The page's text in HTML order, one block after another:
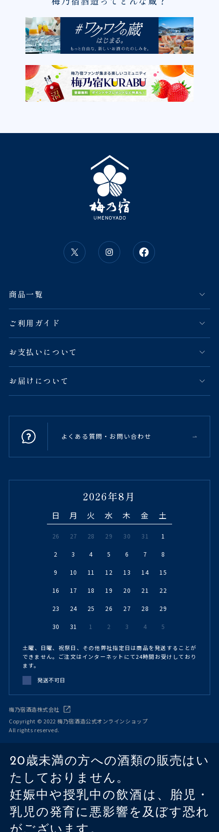
商品一覧
ご利用ガイド
お支払いについて
お届けについて
よくある質問・お問い合わせ
2026年8月
日 月 火 水 木 金 土
26 27 28 29 30 31 1
2 3 4 5 6 7 8
9 10 11 12 13 14 15
16 17 18 19 20 21 22
23 24 25 26 27 28 29
30 31 1 2 3 4 5
土曜、日曜、祝祭日、その他弊社指定日は商品を発送することが
できません。ご注文はインターネットにて24時間お受けしており
ます。
発送不可日
梅乃宿酒造株式会社
Copyright © 2022 梅乃宿酒造公式オンラインショップ
All rights reserved.
20歳未満の方への酒類の販売はい
たしておりません。
妊娠中や授乳中の飲酒は、胎児・
乳児の発育に悪影響を及ぼす恐れ